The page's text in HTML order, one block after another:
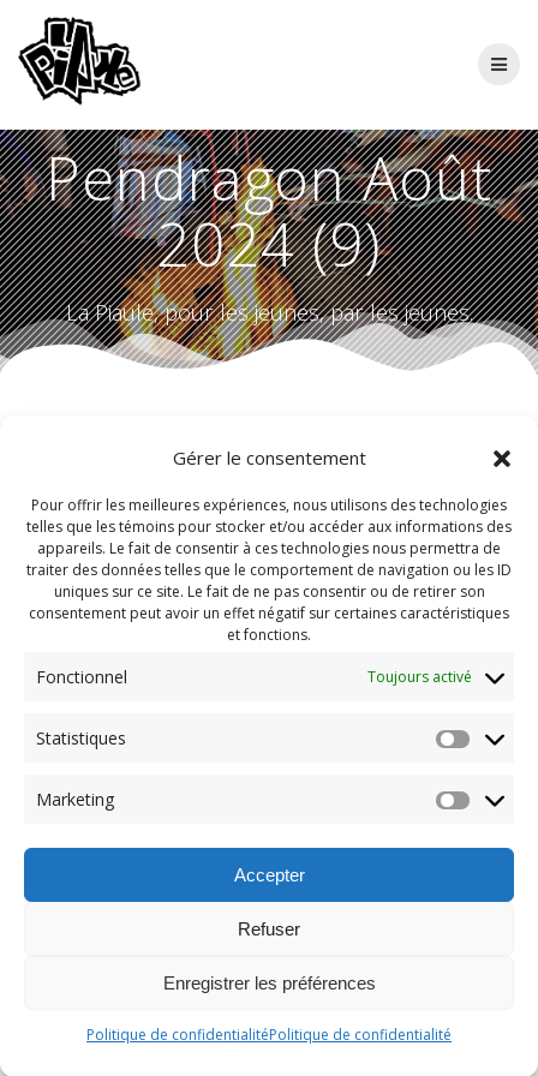
Gérer le consentement
Pour offrir les meilleures expériences, nous utilisons des technologies
telles que les témoins pour stocker et/ou accéder aux informations des
appareils. Le fait de consentir à ces technologies nous permettra de
traiter des données telles que le comportement de navigation ou les ID
uniques sur ce site. Le fait de ne pas consentir ou de retirer son
consentement peut avoir un effet négatif sur certaines caractéristiques
et fonctions.
Fonctionnel Toujours activé
Statistiques
Marketing
Accepter
Refuser
Enregistrer les préférences
Politique de confidentialitéPolitique de confidentialité
Pendragon Août
2024 (9)
La Piaule, pour les jeunes, par les jeunes.
Navigation
de
l'article
Previous
Pendragon Août 2024 (9)
© 2026 Maison des Jeunes de Boucherville.